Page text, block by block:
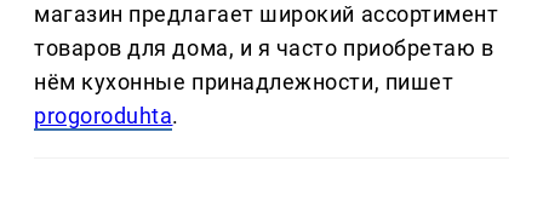
магазин предлагает широкий ассортимент
товаров для дома, и я часто приобретаю в
нём кухонные принадлежности, пишет
progoroduhta.